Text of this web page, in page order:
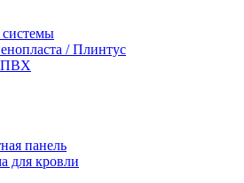
/ Плинтус
ПВХ
панель
для кровли